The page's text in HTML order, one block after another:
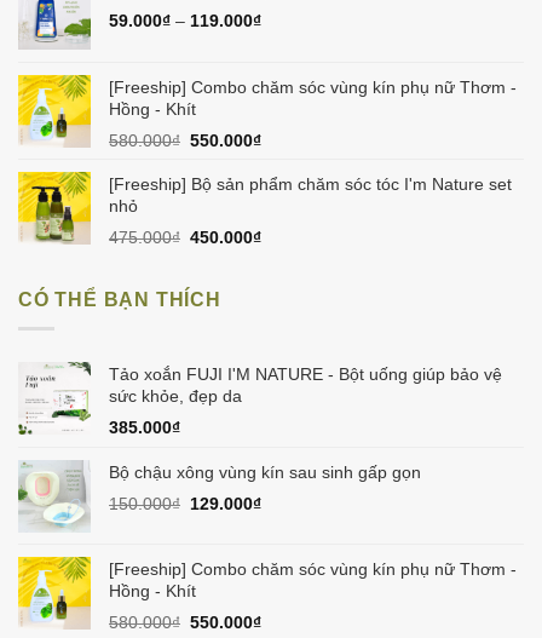
59.000₫ – 119.000₫
[Freeship] Combo chăm sóc vùng kín phụ nữ Thơm -
Hồng - Khít
580.000₫ Giá
là:
550.000₫Giá
tại
[Freeship] Bộ sản phẩm chăm sóc tóc I'm Nature set
nhỏ
475.000₫ Giá
475.000₫.
450.000₫Giá
CÓ THỂ BẠN THÍCH
Tảo xoắn FUJI I'M NATURE - Bột uống giúp bảo vệ
sức khỏe, đẹp da
385.000₫
Bộ chậu xông vùng kín sau sinh gấp gọn
150.000₫ Giá
150.000₫.
129.000₫Giá
là:
[Freeship] Combo chăm sóc vùng kín phụ nữ Thơm -
Hồng - Khít
580.000₫ Giá
550.000₫Giá